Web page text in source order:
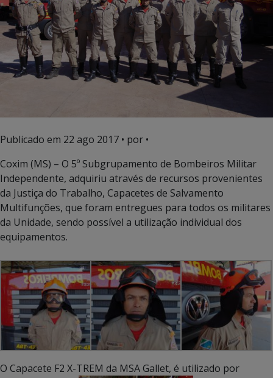
Publicado em 22 ago 2017 • por •
Coxim (MS) – O 5º Subgrupamento de Bombeiros Militar
Independente, adquiriu através de recursos provenientes
da Justiça do Trabalho, Capacetes de Salvamento
Multifunções, que foram entregues para todos os militares
da Unidade, sendo possível a utilização individual dos
equipamentos.
O Capacete F2 X-TREM da MSA Gallet, é utilizado por